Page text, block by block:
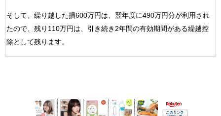
そして、繰り越した損600万円は、翌年度に490万円分が利用され
たので、残り110万円は、引き続き2年間の有効期間がある繰越控
除として残ります。